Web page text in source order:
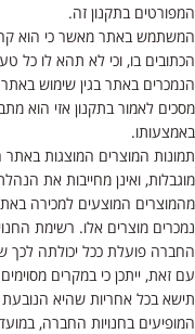
המפורטים בתקנון זה.
המשתמש באתר מאשר כי הוא קרא
הכתובים בו, וכי לא תהא לו כל
הנמכרים באתר בגין שימוש
מסכים לאמור בתקנון אזי הוא
באמצעותו.
תמונות המוצרים המוצגות באתר
מוגבלות, ואינן מחייבות את
מהמוצרים המוצעים למכירה
נמכרים מוצרים אלו. רשימת
החברה פועלת ככל יכולתה לכך
עם זאת, ייתכן כי במקרים
תישא בכל אחריות שהיא
המופיעים בחנויות החברה,